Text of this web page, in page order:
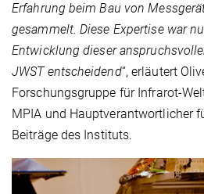
Erfahrung beim Bau von
gesammelt. Diese Expertise war
Entwicklung dieser
JWST entscheidend“, erläutert
Forschungsgruppe für Infrarot-
MPIA und Hauptverantwortlicher
Beiträge des Instituts.